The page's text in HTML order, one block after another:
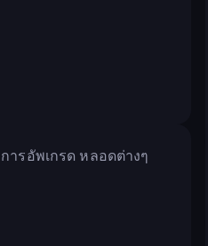
ารอัพเกรด หลอดต่างๆ